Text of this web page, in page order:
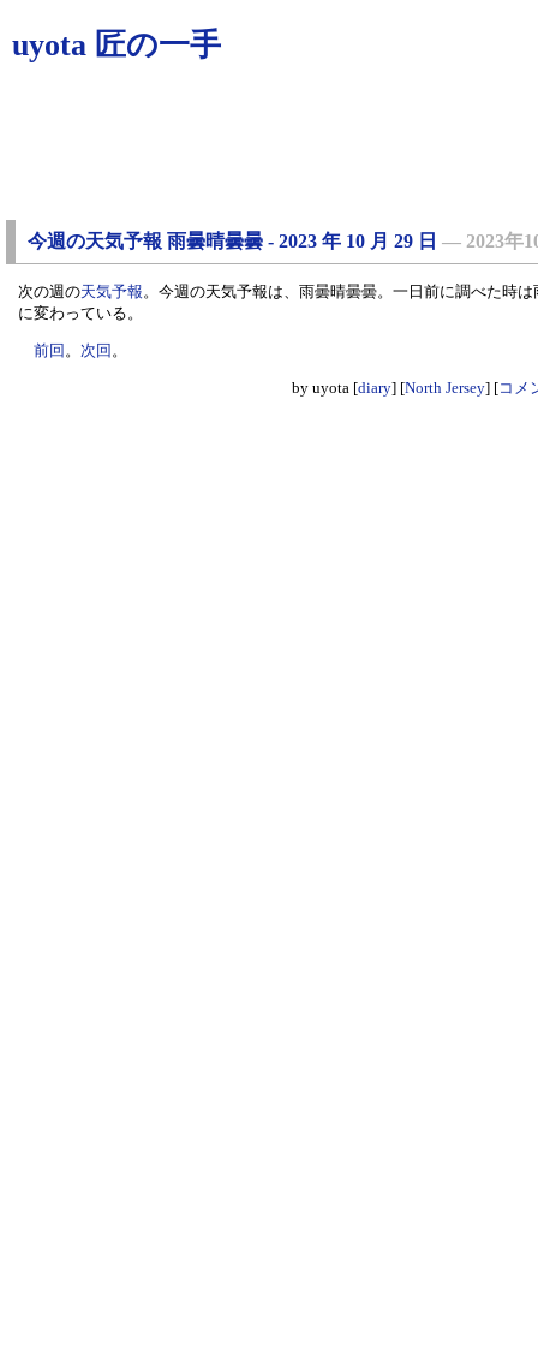
uyota 匠の一手
今週の天気予報 雨曇晴曇曇 - 2023 年 10 月 29 日 ― 2023年
次の週の天気予報 。今週の天気予報は、雨曇晴曇曇。一日前に調べた時
に変わっている。
前回 。 次回 。
by uyota [diary] [North Jersey] [コメ